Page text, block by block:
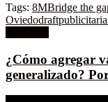
Tags: 8MBridge the
Oviedodraft
¿Cómo agregar
generalizado?